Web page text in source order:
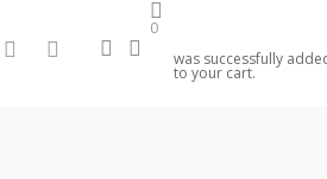
phone email search
0
was successfully
to your cart.